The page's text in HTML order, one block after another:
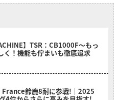
】TSR：CB1000F〜もっ
く！機能も佇まいも徹底追求
France鈴鹿8耐に参戦!｜2025